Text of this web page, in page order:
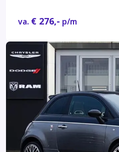
va. € 276,- p/m